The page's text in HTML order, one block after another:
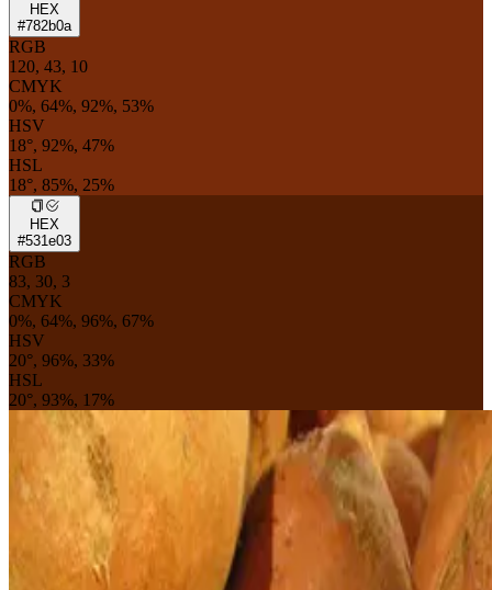
HEX
#782b0a
RGB
120, 43, 10
CMYK
0%, 64%, 92%, 53%
HSV
18°, 92%, 47%
HSL
18°, 85%, 25%
HEX
#531e03
RGB
83, 30, 3
CMYK
0%, 64%, 96%, 67%
HSV
20°, 96%, 33%
HSL
20°, 93%, 17%